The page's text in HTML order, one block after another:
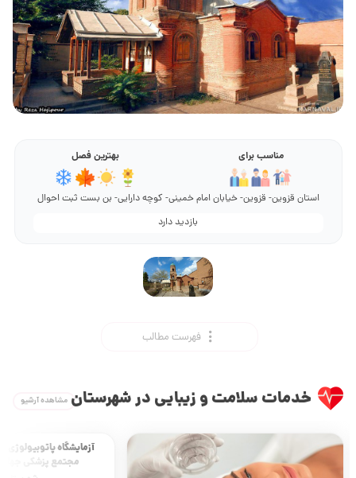
مناسب برای بهترین فصل
استان قزوین- قزوین- خیابان امام خمینی- کوچه دارایی- بن بست ثبت احوال
بازدید دارد
فهرست مطالب
خدمات سلامت و زیبایی در شهرستان مشاهده آرشیو
آزمایشگاه
مجتمع پزشکی